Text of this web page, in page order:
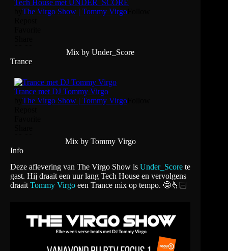
Mix by Under_Score
Trance
Mix by Tommy Virgo
Info
Deze aflevering van The Virgo Show is Under_Score te
gast. Hij draait een uur lang Tech House en vervolgens
draait Tommy Virgo een Trance mix op tempo. 🤩👆🏻